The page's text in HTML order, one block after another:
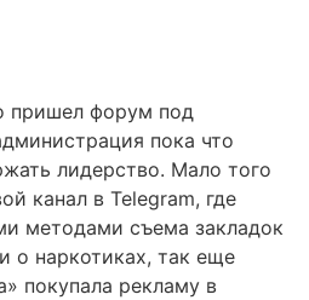
пришел форум под
пока что
лидерство. Мало того
канал в Telegram, где
методами съема закладок
о наркотиках, так еще
покупала рекламу в